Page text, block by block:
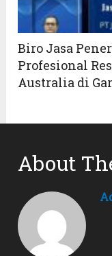
Biro Jasa
Profesional
Australia di
About